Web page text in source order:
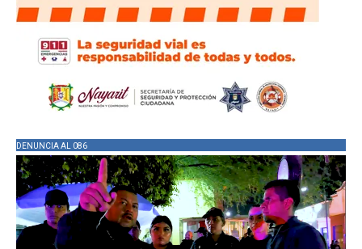
DENUNCIA AL 086